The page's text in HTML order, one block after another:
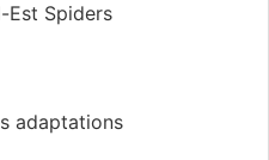
Est Spiders
adaptations